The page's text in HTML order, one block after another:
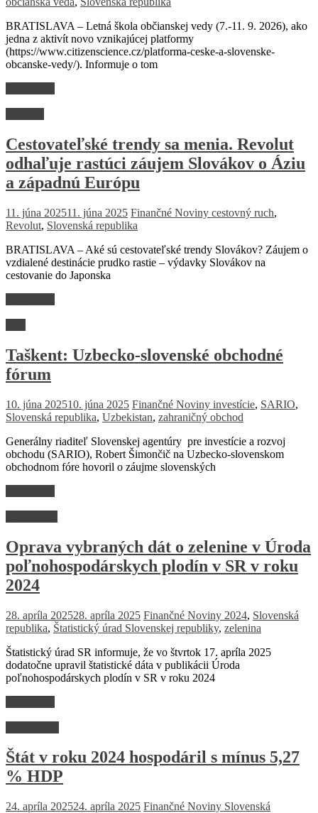
BRATISLAVA – Letná škola občianskej vedy (7.-11. 9. 2026), ako
jedna z aktivít novo vznikajúcej platformy
(https://www.citizenscience.cz/platforma-ceske-a-slovenske-
obcanske-vedy/). Informuje o tom
Cestovateľské trendy sa menia. Revolut
odhaľuje rastúci záujem Slovákov o Áziu
a západnú Európu
11. júna 202511. júna 2025 Finančné Noviny cestovný ruch,
Revolut, Slovenská republika
BRATISLAVA – Aké sú cestovateľské trendy Slovákov? Záujem o
vzdialené destinácie prudko rastie – výdavky Slovákov na
cestovanie do Japonska
Taškent: Uzbecko-slovenské obchodné
fórum
10. júna 202510. júna 2025 Finančné Noviny investície, SARIO,
Slovenská republika, Uzbekistan, zahraničný obchod
Generálny riaditeľ Slovenskej agentúry pre investície a rozvoj
obchodu (SARIO), Robert Šimončič na Uzbecko-slovenskom
obchodnom fóre hovoril o záujme slovenských
Oprava vybraných dát o zelenine v Úroda
poľnohospodárskych plodín v SR v roku
2024
28. apríla 202528. apríla 2025 Finančné Noviny 2024, Slovenská
republika, Štatistický úrad Slovenskej republiky, zelenina
Štatistický úrad SR informuje, že vo štvrtok 17. apríla 2025
dodatočne upravil štatistické dáta v publikácii Úroda
poľnohospodárskych plodín v SR v roku 2024
Štát v roku 2024 hospodáril s mínus 5,27
% HDP
24. apríla 202524. apríla 2025 Finančné Noviny Slovenská